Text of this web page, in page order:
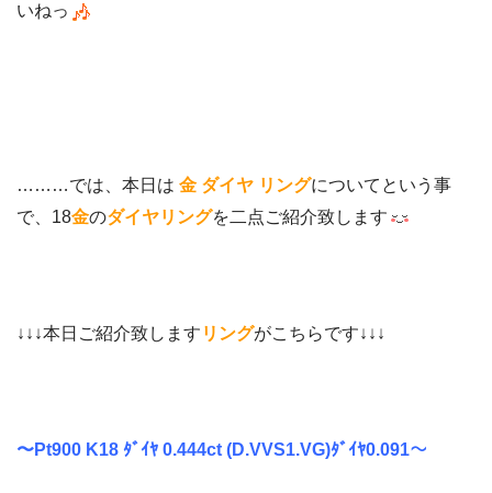
いねっ
………では、本日は 金 ダイヤ リングについてという事
で、18金のダイヤリングを二点ご紹介致します
↓↓↓本日ご紹介致します リングがこちらです↓↓↓
〜Pt900 K18 ﾀﾞｲﾔ 0.444ct (D.VVS1.VG)ﾀﾞｲﾔ0.091〜